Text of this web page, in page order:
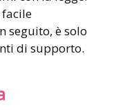
seguito, è solo
di supporto.